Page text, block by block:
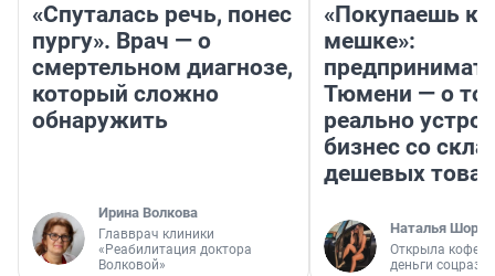
«Спуталась речь, понес
пургу». Врач — о
смертельном диагнозе,
который сложно
обнаружить
Ирина Волкова
Главврач клиники
«Реабилитация доктора
Волковой»
«Покупаешь
мешке»:
Тюмени — о
реально
бизнес со
дешевых
Наталья
Открыла
деньги